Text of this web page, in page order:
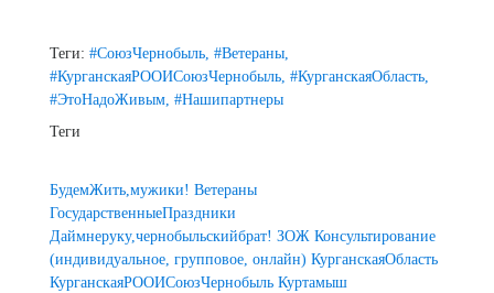
Теги: #СоюзЧернобыль, #Ветераны,
#КурганскаяРООИСоюзЧернобыль, #КурганскаяОбласть,
#ЭтоНадоЖивым, #Нашипартнеры
Теги
БудемЖить,мужики! Ветераны
ГосударственныеПраздники
Даймнеруку,чернобыльскийбрат! ЗОЖ Консультирование
(индивидуальное, групповое, онлайн) КурганскаяОбласть
КурганскаяРООИСоюзЧернобыль Куртамыш